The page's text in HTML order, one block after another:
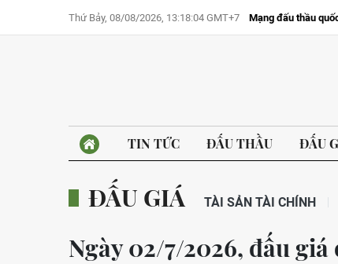
Thứ Bảy, 08/08/2026, 13:18:04 GMT+7 Mạng đấu thầu
TIN TỨC ĐẤU THẦU ĐẤU
ĐẤU GIÁ TÀI SẢN TÀI CHÍNH
Ngày 02/7/2026, đấu